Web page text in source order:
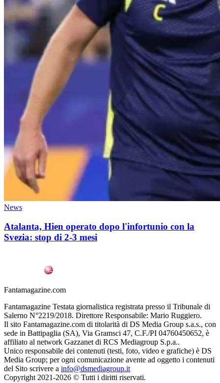
News
Atalanta, Hien operato dopo l'infortunio con la
Svezia: stop di 2-3 mesi
Fantamagazine.com
Fantamagazine Testata giornalistica registrata presso il Tribunale di
Salerno N°2219/2018. Direttore Responsabile: Mario Ruggiero.
Il sito Fantamagazine.com di titolarità di DS Media Group s.a.s., con
sede in Battipaglia (SA), Via Gramsci 47, C.F./PI 04760450652, è
affiliato al network Gazzanet di RCS Mediagroup S.p.a..
Unico responsabile dei contenuti (testi, foto, video e grafiche) è DS
Media Group; per ogni comunicazione avente ad oggetto i contenuti
del Sito scrivere a info@dsmediagroup.it
Copyright 2021-2026 © Tutti i diritti riservati.